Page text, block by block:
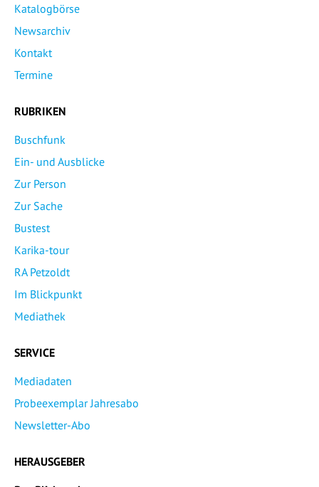
Katalogbörse
Newsarchiv
Kontakt
Termine
RUBRIKEN
Buschfunk
Ein- und Ausblicke
Zur Person
Zur Sache
Bustest
Karika-tour
RA Petzoldt
Im Blickpunkt
Mediathek
SERVICE
Mediadaten
Probeexemplar Jahresabo
Newsletter-Abo
HERAUSGEBER